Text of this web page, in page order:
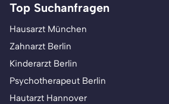
Top Suchanfragen
Hausarzt München
Zahnarzt Berlin
Kinderarzt Berlin
Psychotherapeut Berlin
Hautarzt Hannover